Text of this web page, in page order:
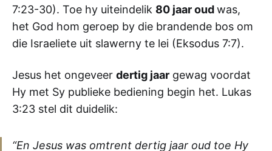
7:23-30). Toe hy uiteindelik 80 jaar oudwas,
het God hom geroep by die brandende bos om
die Israeliete uit slawerny te lei (Eksodus 7:7).
Jesus het ongeveer dertig jaar gewag voordat
Hy met Sy publieke bediening begin het. Lukas
3:23 stel dit duidelik:
“En Jesus was omtrent dertig jaar oud toe Hy